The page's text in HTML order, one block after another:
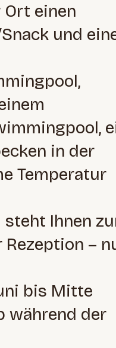
einen
und
in der
Temperatur
Ihnen
–
bis Mitte
während der